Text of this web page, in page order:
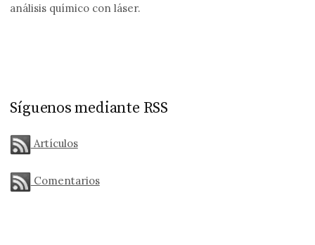
análisis químico con láser.
Síguenos mediante RSS
Artículos
Comentarios